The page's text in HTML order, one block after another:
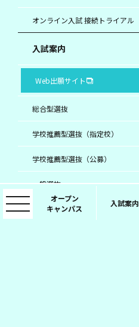
オンライン入試 接続トライアル
入試案内
Web出願サイト
総合型選抜
学校推薦型選抜（指定校）
学校推薦型選抜（公募）
一般選抜
特別選抜 / 留学生選抜
オープン
キャンパス
入試案内